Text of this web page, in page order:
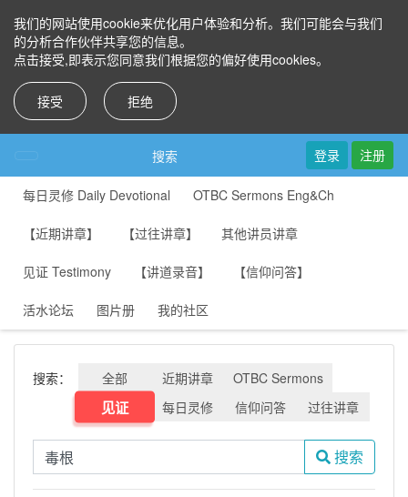
我们的网站使用cookie来优化用户体验和分析。我们可能会与我们
的分析合作伙伴共享您的信息。
点击接受,即表示您同意我们根据您的偏好使用cookies。
接受 拒绝
搜索 登录 注册
每日灵修 Daily Devotional OTBC Sermons Eng&Ch
【近期讲章】 【过往讲章】 其他讲员讲章
见证 Testimony 【讲道录音】 【信仰问答】
活水论坛 图片册 我的社区
搜索： 全部 近期讲章 OTBC Sermons
见证 每日灵修 信仰问答 过往讲章
搜索